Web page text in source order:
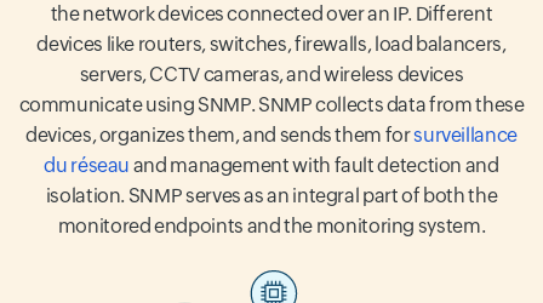
the network devices connected over an IP. Different
devices like routers, switches, firewalls, load balancers,
servers, CCTV cameras, and wireless devices
communicate using SNMP. SNMP collects data from these
devices, organizes them, and sends them forsurveillance
du réseau and management with fault detection and
isolation. SNMP serves as an integral part of both the
monitored endpoints and the monitoring system.